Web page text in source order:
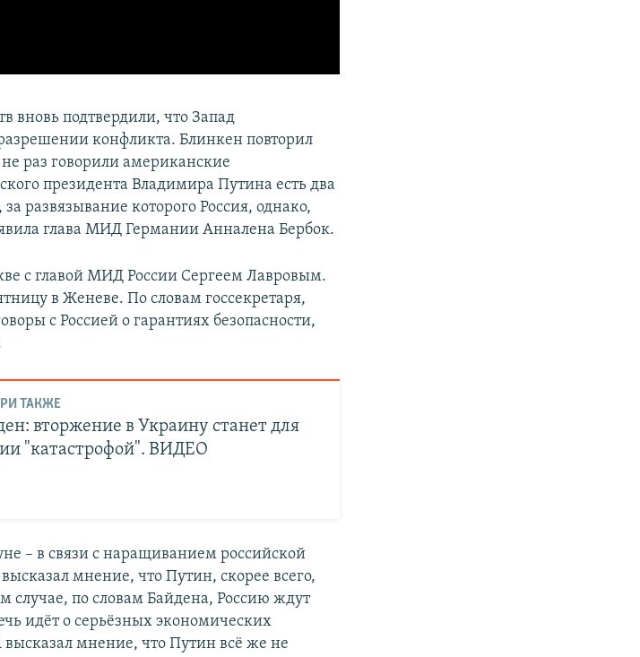
вновь подтвердили, что Запад
конфликта. Блинкен повторил
раз говорили американские
президента Владимира Путина есть два
развязывание которого Россия, однако,
глава МИД Германии Анналена Бербок.
с главой МИД России Сергеем Лавровым.
в Женеве. По словам госсекретаря,
с Россией о гарантиях безопасности,
ТАКЖЕ
вторжение в Украину станет для
"катастрофой". ВИДЕО
– в связи с наращиванием российской
мнение, что Путин, скорее всего,
случае, по словам Байдена, Россию ждут
идёт о серьёзных экономических
мнение, что Путин всё же не